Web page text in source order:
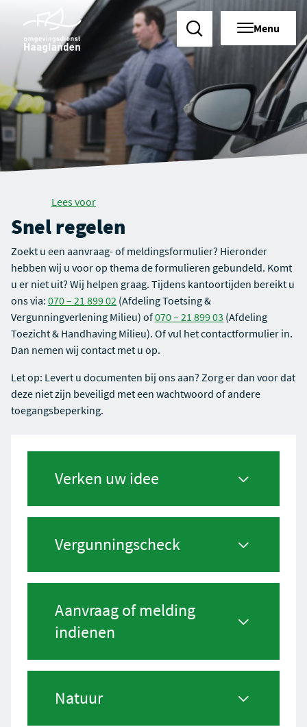
Zoeken Menu
Lees voor
Snel regelen
Zoekt u een aanvraag- of meldingsformulier? Hieronder
hebben wij u voor op thema de formulieren gebundeld. Komt
u er niet uit? Wij helpen graag. Tijdens kantoortijden bereikt u
ons via: 070 – 21 899 02 (Afdeling Toetsing &
Vergunningverlening Milieu) of070 – 21 899 03 (Afdeling
Toezicht & Handhaving Milieu). Of vul het contactformulier in.
Dan nemen wij contact met u op.
Let op: Levert u documenten bij ons aan? Zorg er dan voor dat
deze niet zijn beveiligd met een wachtwoord of andere
toegangsbeperking.
Verken uw idee
Vergunningscheck
Aanvraag of melding
indienen
Natuur